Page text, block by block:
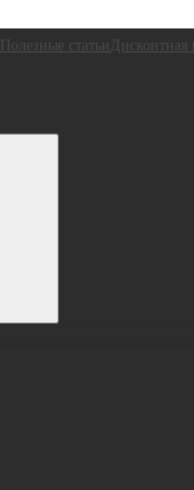
Полезные статьи Дисконтная